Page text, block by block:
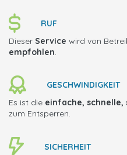
RUF
Dieser Service wird von
empfohlen.
GESCHWINDIGKEIT
Es ist die einfache, schnelle,
zum Entsperren.
SICHERHEIT